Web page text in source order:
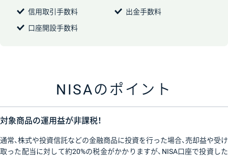
信用取引手数料
口座開設手数料
出金手数料
NISAのポイント
対象商品の運用益が非課税！
通常、株式や投資信託などの金融商品に投資を行った場合、売却益や受け
取った配当に対して約20%の税金がかかりますが、NISA口座で投資した